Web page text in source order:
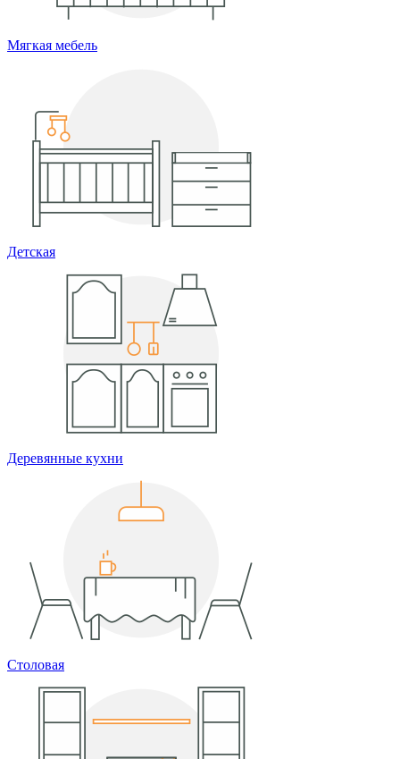
Мягкая мебель
Детская
Деревянные кухни
Столовая